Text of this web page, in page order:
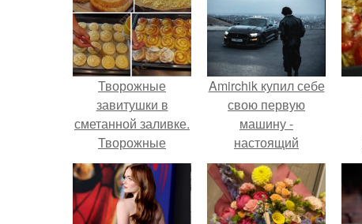
Творожные
завитушки в
сметанной заливке.
Творожные
завитушки.
Ингредиенты:
Amirchik купил себе
свою первую
машину -
настоящий
автомобиль мечты
для многих
автолюбителей.